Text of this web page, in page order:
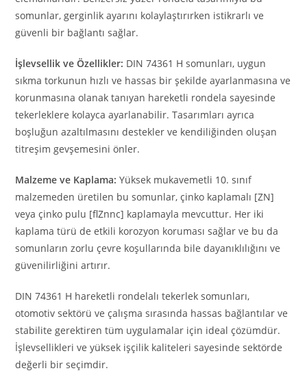
somunlar, gerginlik ayarını kolaylaştırırken istikrarlı ve
güvenli bir bağlantı sağlar.
İşlevsellik ve Özellikler: DIN 74361 H somunları, uygun
sıkma torkunun hızlı ve hassas bir şekilde ayarlanmasına ve
korunmasına olanak tanıyan hareketli rondela sayesinde
tekerleklere kolayca ayarlanabilir. Tasarımları ayrıca
boşluğun azaltılmasını destekler ve kendiliğinden oluşan
titreşim gevşemesini önler.
Malzeme ve Kaplama: Yüksek mukavemetli 10. sınıf
malzemeden üretilen bu somunlar, çinko kaplamalı [ZN]
veya çinko pulu [flZnnc] kaplamayla mevcuttur. Her iki
kaplama türü de etkili korozyon koruması sağlar ve bu da
somunların zorlu çevre koşullarında bile dayanıklılığını ve
güvenilirliğini artırır.
DIN 74361 H hareketli rondelalı tekerlek somunları,
otomotiv sektörü ve çalışma sırasında hassas bağlantılar ve
stabilite gerektiren tüm uygulamalar için ideal çözümdür.
İşlevsellikleri ve yüksek işçilik kaliteleri sayesinde sektörde
değerli bir seçimdir.